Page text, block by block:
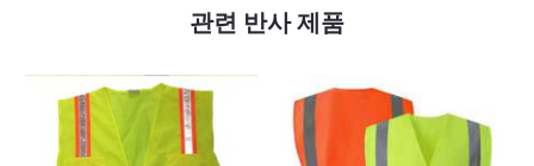
관련 반사 제품